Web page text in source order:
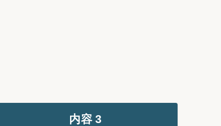
内容 3